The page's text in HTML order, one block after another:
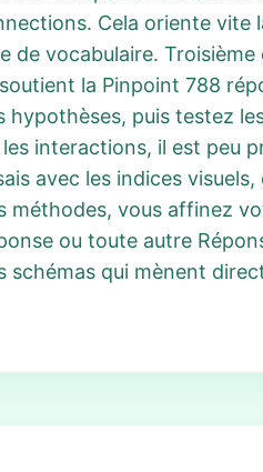
Cela oriente
de vocabulaire.
la Pinpoint 788
puis testez
interactions, il est peu
avec les indices
méthodes, vous affinez
ou toute autre
qui mènent